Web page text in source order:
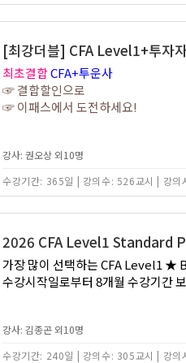
[최강더블] CFA Level1+투자
최초결합CFA+투운사
☞ 결합할인으로
☞ 이패스에서 도전하세요!
강사: 권오상 외10명
수강기간: 365일 | 강의수: 526교시 | 강의
2026 CFA Level1 Standard
가장 많이 선택하는 CFA Level1 ★
수강시작일로부터 8개월 수강기간
강사: 김종곤 외10명
수강기간: 240일 | 강의수: 305교시 | 강의